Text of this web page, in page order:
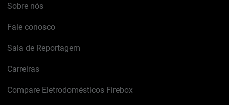
Sobre nós
Fale conosco
Sala de Reportagem
Carreiras
Compare Eletrodomésticos Firebox